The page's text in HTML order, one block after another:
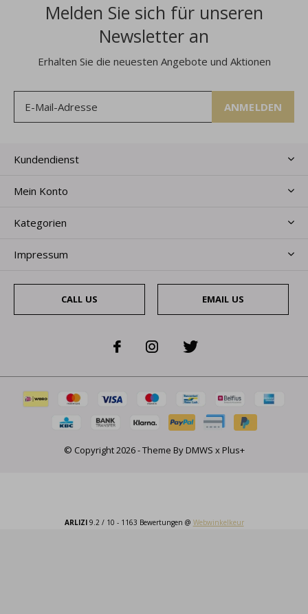
Melden Sie sich für unseren
Newsletter an
Erhalten Sie die neuesten Angebote und Aktionen
ANMELDEN
Kundendienst
Mein Konto
Kategorien
Impressum
CALL US EMAIL US
© Copyright2026- Theme ByDMWS xPlus+
ARLIZI9.2/ 10 - 1163 Bewertungen @ Webwinkelkeur